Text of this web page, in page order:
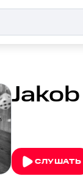
СЛУШАТЬ